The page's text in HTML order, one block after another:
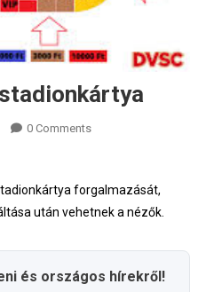
0 Comments
forgalmazását,
után vehetnek a nézők.
és országos hírekről!